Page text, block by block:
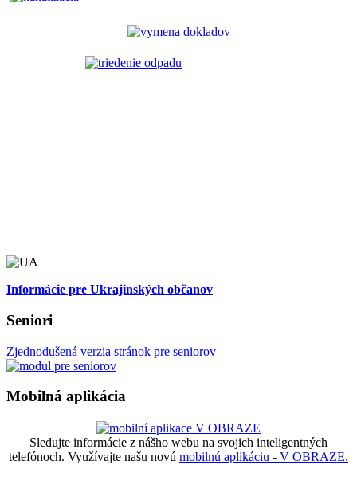
Informácie pre Ukrajinských občanov
Seniori
Zjednodušená verzia stránok pre seniorov
Mobilná aplikácia
Sledujte informácie z nášho webu na svojich inteligentných
telefónoch. Využívajte našu novú mobilnú aplikáciu - V OBRAZE.